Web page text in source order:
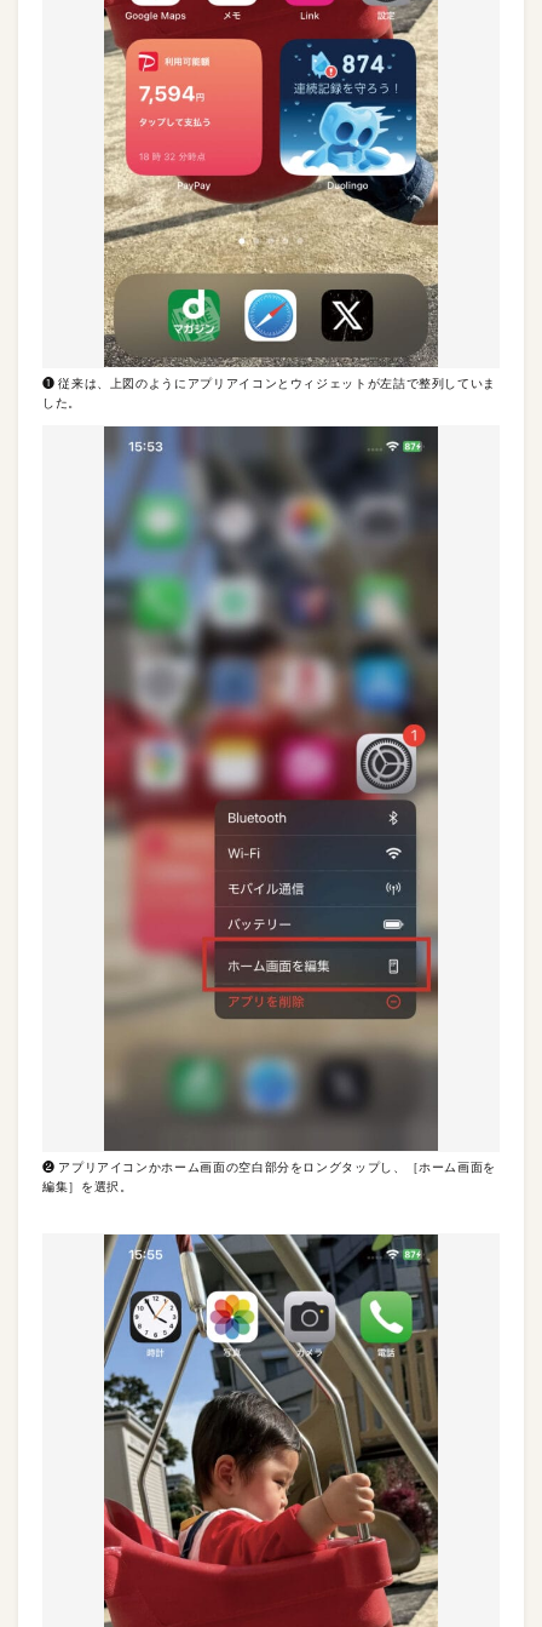
❶ 従来は、上図のようにアプリアイコンとウィジェットが左詰で整列していま
した。
❷ アプリアイコンかホーム画面の空白部分をロングタップし、［ホーム画面を
編集］を選択。